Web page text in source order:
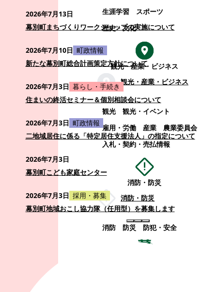
生涯学習
スポーツ
歴史・文化
観光・産業・ビジネス
観光・産業・ビジネス
観光
観光・イベント
雇用・労働
産業
農業委員会
入札・契約・売払情報
消防・防災
消防・防災
消防 防災 防犯・安全
2026年7月13日
幕別町まちづくりワークショップの実施について
2026年7月10日 町政情報
新たな幕別町総合計画策定方針について
2026年7月3日 暮らし・手続き
住まいの終活セミナー＆個別相談会について
2026年7月3日 町政情報
二地域居住に係る「特定居住支援法人」の指定について
2026年7月3日
幕別町こども家庭センター
2026年7月3日 採用・募集
幕別町地域おこし協力隊（任用型）を募集します